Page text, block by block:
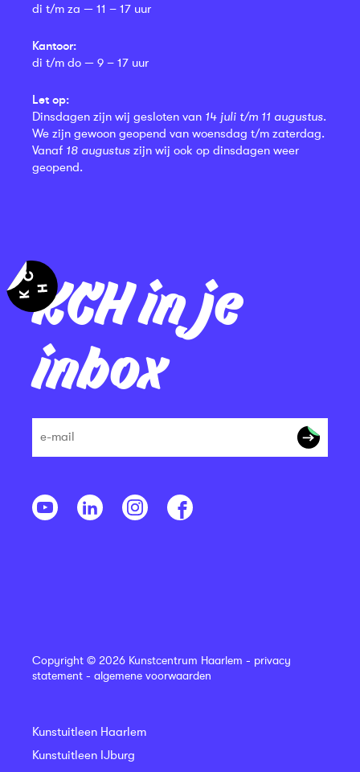
KCH in je
inbox
di t/m za — 11 – 17 uur
Kantoor:
di t/m do — 9 – 17 uur
Let op:
Dinsdagen zijn wij gesloten van 14 juli t/m 11 augustus.
We zijn gewoon geopend van woensdag t/m zaterdag.
Vanaf 18 augustus zijn wij ook op dinsdagen weer
geopend.
Copyright © 2026 Kunstcentrum Haarlem - privacy
statement - algemene voorwaarden
Kunstuitleen Haarlem
Kunstuitleen IJburg